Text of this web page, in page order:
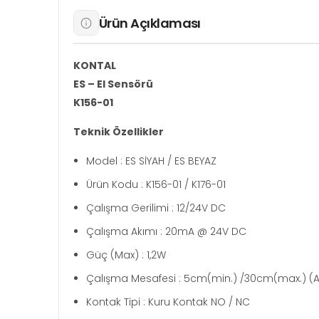
Ürün Açıklaması
KONTAL
ES – El Sensörü
K156-01
Teknik Özellikler
Model : ES SİYAH / ES BEYAZ
Ürün Kodu : K156-01 / K176-01
Çalışma Gerilimi : 12/24V DC
Çalışma Akımı : 20mA @ 24V DC
Güç (Max) : 1,2W
Çalışma Mesafesi : 5cm(min.) /30cm(max.)
Kontak Tipi : Kuru Kontak NO / NC